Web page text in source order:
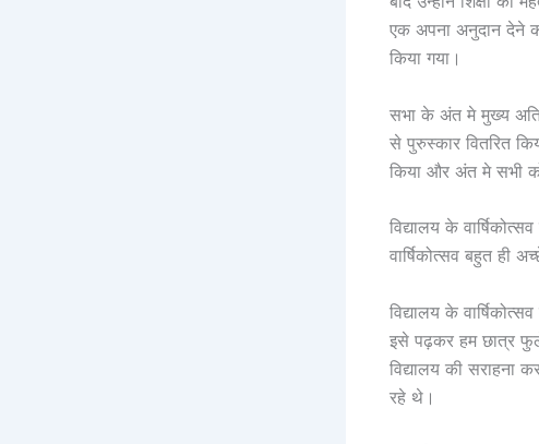
एक अपना अनुदान देने
किया गया।
सभा के अंत मे मुख्य
से पुरुस्कार वितरित
किया और अंत मे सभी को
विद्यालय के
वार्षिकोत्सव बहुत ही
विद्यालय के
इसे पढ़कर हम छात्र फुले
विद्यालय की
रहे थे।